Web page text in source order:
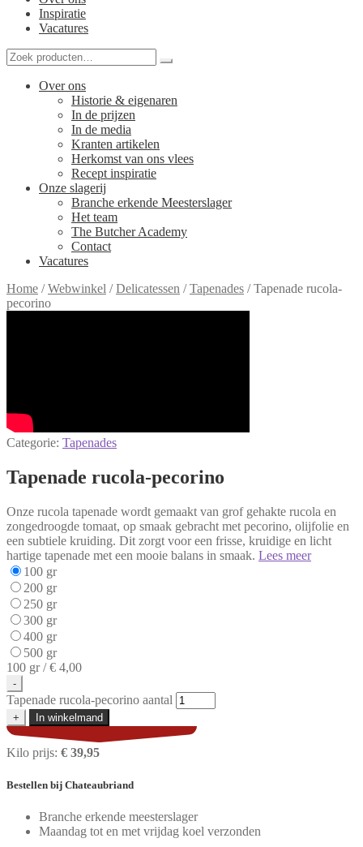
Inspiratie
Vacatures
Over ons
Historie & eigenaren
In de prijzen
In de media
Kranten artikelen
Herkomst van ons vlees
Recept inspiratie
Onze slagerij
Branche erkende Meesterslager
Het team
The Butcher Academy
Contact
Vacatures
Home /Webwinkel /Delicatessen /Tapenades /Tapenade rucola-
pecorino
Categorie: Tapenades
Tapenade rucola-pecorino
Onze rucola tapenade wordt gemaakt van grof gehakte rucola en
zongedroogde tomaat, op smaak gebracht met pecorino, olijfolie en
een subtiele kruiding. Dit zorgt voor een frisse, kruidige en licht
hartige tapenade met een mooie balans in smaak. Lees meer
100 gr
200 gr
250 gr
300 gr
400 gr
500 gr
100 gr /€ 4,00
-
Tapenade rucola-pecorino aantal
+ In winkelmand
Kilo prijs: € 39,95
Bestellen bij Chateaubriand
Branche erkende meesterslager
Maandag tot en met vrijdag koel verzonden